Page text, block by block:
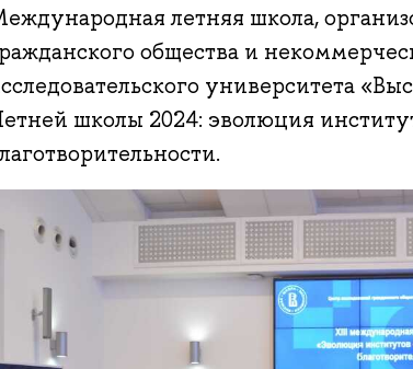
летняя школа,
общества и
университета
школы 2024: эволюция